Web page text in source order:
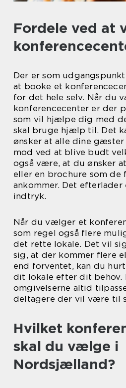
Fordele ved at
Der er som
at booke et
for det hele selv. Når du
konferencecenter er der
som vil hjælpe dig med
skal bruge hjælp til. Det
ønsker at alle dine
mod ved at blive budt
også være, at du ønsker
eller en brochure som de
ankommer. Det efterlader
indtryk.
Når du vælger et
som regel også flere
det rette lokale. Det vil
sig, at der kommer flere
end forventet, kan du
dit lokale efter dit behov.
omgivelserne altid
deltagere der vil være til
Hvilket
skal du vælge i
Nordsjælland?